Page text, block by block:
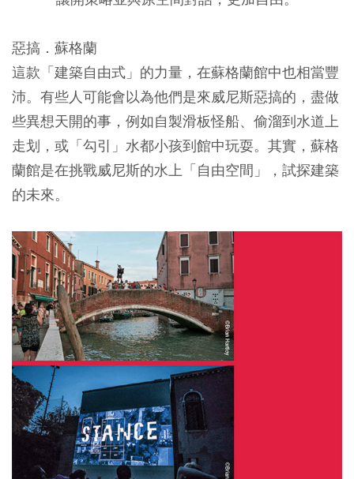
惡搞．蘇格蘭
這款「建築自由式」的力量，在蘇格蘭館中也相當豐
沛。有些人可能會以為他們是來威尼斯惡搞的，盡做
些異想天開的事，例如自製滑板怪船、偷溜到水道上
走划，或「勾引」水都小孩到館中玩耍。其實，蘇格
蘭館是在挑戰威尼斯的水上「自由空間」，試探建築
的未來。